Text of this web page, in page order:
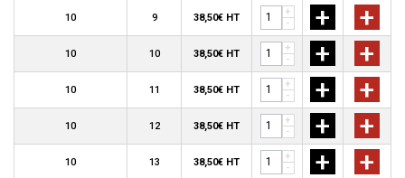
10 9 38,50€ HT
+
-
+ +
10 10 38,50€ HT
+
-
+ +
10 11 38,50€ HT
+
-
+ +
10 12 38,50€ HT
+
-
+ +
10 13 38,50€ HT
+
-
+ +